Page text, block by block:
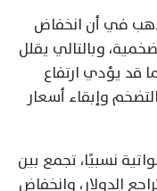
في أن انخفاض
وبالتالي يقلل
قد يؤدي ارتفاع
وإبقاء أسعار
نسبيًا، تجمع بين
الدولار، وانخفاض